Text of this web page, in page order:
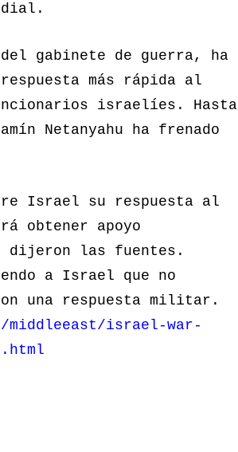
del gabinete de guerra, ha
más rápida al
israelíes. Hasta
Netanyahu ha frenado
Israel su respuesta al
obtener apoyo
dijeron las fuentes.
a Israel que no
una respuesta militar.
middleeast/israel-war-